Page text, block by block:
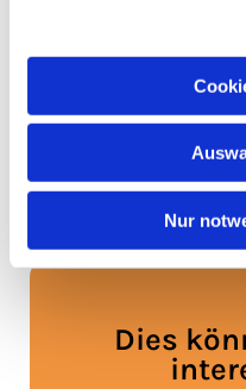
Nur
Dies